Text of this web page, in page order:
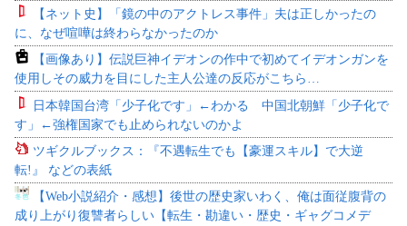
【ネット史】「鏡の中のアクトレス事件」夫は正しかったの
に、なぜ喧嘩は終わらなかったのか
【画像あり】伝説巨神イデオンの作中で初めてイデオンガンを
使用しその威力を目にした主人公達の反応がこちら…
日本韓国台湾「少子化です」←わかる 中国北朝鮮「少子化で
す」←強権国家でも止められないのかよ
ツギクルブックス：『不遇転生でも【豪運スキル】で大逆
転!』 などの表紙
【Web小説紹介・感想】後世の歴史家いわく、俺は面従腹背の
成り上がり復讐者らしい【転生・勘違い・歴史・ギャグコメデ